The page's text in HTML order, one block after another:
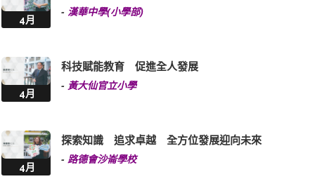
4月
- 漢華中學(小學部)
4月
科技賦能教育 促進全人發展
- 黃大仙官立小學
4月
探索知識 追求卓越 全方位發展迎向未來
- 路德會沙崙學校